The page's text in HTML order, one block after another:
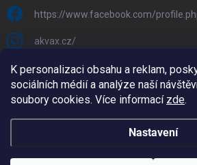
K personalizaci obsahu a reklam,
sociálních médií a analýze naší
soubory cookies. Více informací zde.
Nastavení
https://www.facebook.com/
akvax.cz/
602 455 000
@akvax_cz
Vytvořil Shoptet
AkvaX.cz. Všechna práva
nastavení cookies